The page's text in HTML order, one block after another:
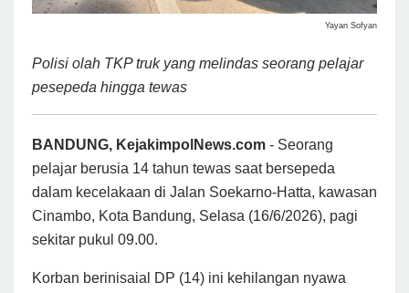
Yayan Sofyan
Polisi olah TKP truk yang melindas seorang pelajar
pesepeda hingga tewas
BANDUNG, KejakimpolNews.com - Seorang
pelajar berusia 14 tahun tewas saat bersepeda
dalam kecelakaan di Jalan Soekarno-Hatta, kawasan
Cinambo, Kota Bandung, Selasa (16/6/2026), pagi
sekitar pukul 09.00.
Korban berinisaial DP (14) ini kehilangan nyawa